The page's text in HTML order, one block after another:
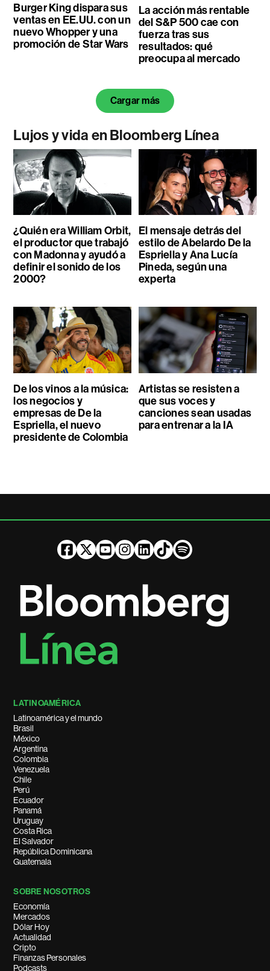
Burger King dispara sus
ventas en EE.UU. con un
nuevo Whopper y una
promoción de Star Wars
La acción más rentable
del S&P 500 cae con
fuerza tras sus
resultados: qué
preocupa al mercado
Cargar más
Lujos y vida en Bloomberg Línea
¿Quién era William Orbit,
el productor que trabajó
con Madonna y ayudó a
definir el sonido de los
2000?
El mensaje detrás del
estilo de Abelardo De la
Espriella y Ana Lucía
Pineda, según una
experta
De los vinos a la música:
los negocios y
empresas de De la
Espriella, el nuevo
presidente de Colombia
Artistas se resisten a
que sus voces y
canciones sean usadas
para entrenar a la IA
LATINOAMÉRICA
Latinoamérica y el mundo
Brasil
México
Argentina
Colombia
Venezuela
Chile
Perú
Ecuador
Panamá
Uruguay
Costa Rica
El Salvador
República Dominicana
Guatemala
SOBRE NOSOTROS
Economía
Mercados
Dólar Hoy
Actualidad
Cripto
Finanzas Personales
Podcasts